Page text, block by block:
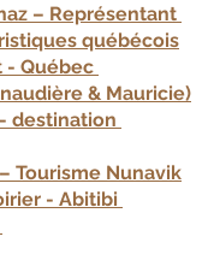
– Représentant
québécois
- Québec
& Mauricie)
destination
Tourisme Nunavik
- Abitibi